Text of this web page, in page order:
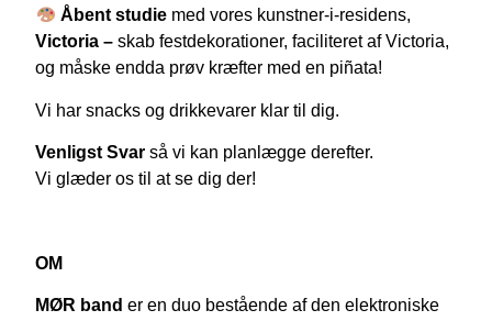
Åbent studiemed vores kunstner-i-residens,
Victoria –skab festdekorationer, faciliteret af Victoria,
og måske endda prøv kræfter med en piñata!
Vi har snacks og drikkevarer klar til dig.
Venligst Svar så vi kan planlægge derefter.
Vi glæder os til at se dig der!
OM
MØR band er en duo bestående af den elektroniske